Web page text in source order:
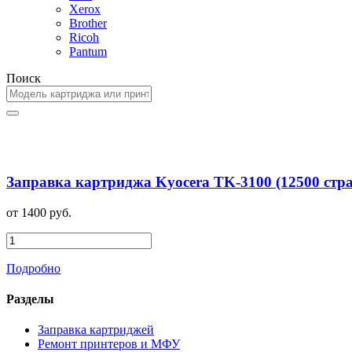
Xerox
Brother
Ricoh
Pantum
Поиск
Заправка картриджа Kyocera TK-3100 (12500
от 1400 руб.
Подробно
Разделы
Заправка картриджей
Ремонт принтеров и МФУ